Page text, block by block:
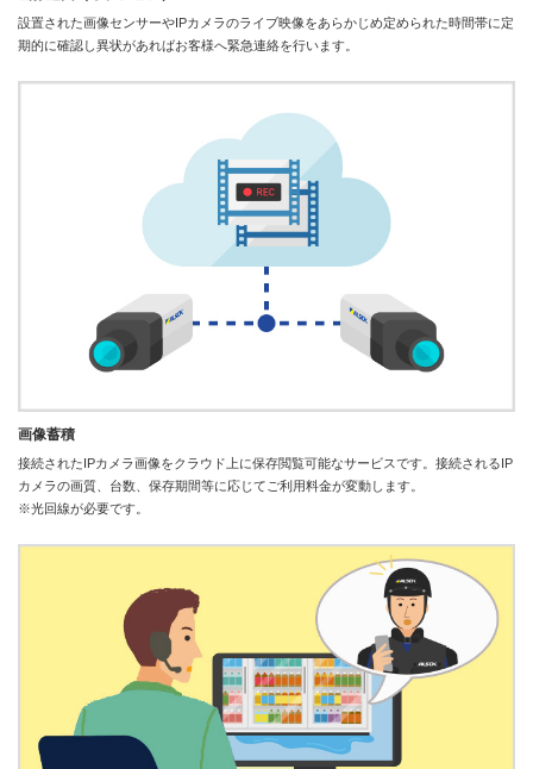
設置された画像センサーやIPカメラのライブ映像をあらかじめ定められた時間帯に定
期的に確認し異状があればお客様へ緊急連絡を行います。
画像蓄積
接続されたIPカメラ画像をクラウド上に保存閲覧可能なサービスです。接続されるIP
カメラの画質、台数、保存期間等に応じてご利用料金が変動します。
※光回線が必要です。